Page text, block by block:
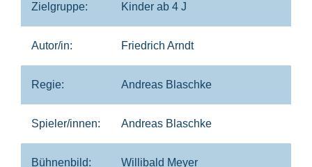
Zielgruppe: Kinder ab 4 J
Autor/in: Friedrich Arndt
Regie: Andreas Blaschke
Spieler/innen: Andreas Blaschke
Bühnenbild: Willibald Meyer